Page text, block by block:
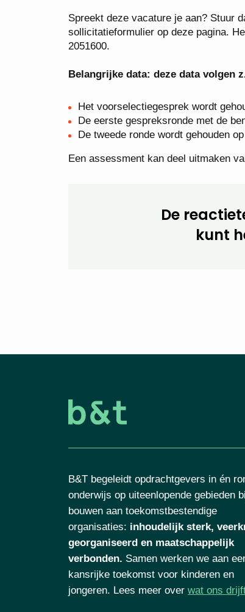
Spreekt deze vacature je aan? Stuur
sollicitatieformulier op deze pagina.
2051600.
Belangrijke data: deze data volgen
Het voorselectiegesprek wordt
De eerste gespreksronde met de
De tweede ronde wordt gehouden
Een assessment kan deel uitmaken
De
kunt
B&T begeleidt opdrachtgevers in én
onderwijs op uiteenlopende gebieden
bouwen aan toekomstbestendige
organisaties: inhoudelijk sterk,
georganiseerd en maatschappelijk
verbonden. Samen werken we aan
kansrijke toekomst voor kinderen en
jongeren. Lees meer over wat ons